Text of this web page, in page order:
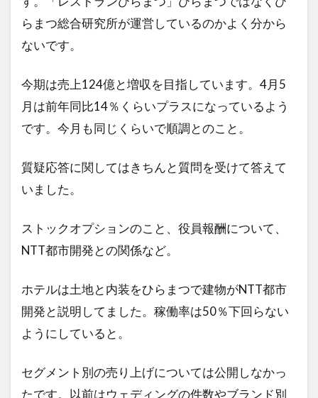
らまつ総合研究所が運営しているのかよく分から
ないです。
今期は売上124億と増収を目指しています。4月5
月は前年同比14％くらいプラスになっているよう
です。今月も同じくらいで順調とのこと。
質疑応答に関してはきちんと質問を受けて答えて
いました。
ストックオプションのこと、役員報酬について、
NTT都市開発との関係など。
ホテルは土地と内装をひらまつで建物がNTT都市
開発と説明してました。稼働率は50％下回らない
ようにしていると。
セグメント別の売り上げについては公開しなかっ
たです。以前はウェディングの件数やブランド別